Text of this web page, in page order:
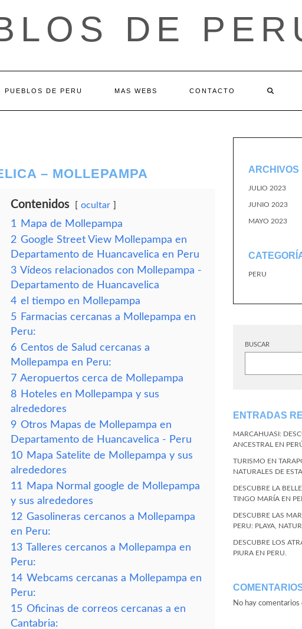
DE
PUEBLOS DE PERU MAS WEBS CONTACTO
– MOLLEPAMPA
Contenidos ocultar
1
Mapa de Mollepampa
2 Google Street View Mollepampa en
Departamento de Huancavelica en Peru
3 Vídeos relacionados con Mollepampa -
Departamento de Huancavelica
4 el tiempo en Mollepampa
5 Farmacias cercanas a Mollepampa en
Peru:
6 Centos de Salud cercanas a
Mollepampa en Peru:
7 Aeropuertos cerca de Mollepampa
8 Hoteles en Mollepampa y sus
alrededores
9 Otros Mapas de Mollepampa en
Departamento de Huancavelica - Peru
10 Mapa Satelite de Mollepampa y sus
alrededores
11
Mapa Normal google de Mollepampa
y sus alrededores
12 Gasolineras cercanos a Mollepampa
en Peru:
13 Talleres cercanos a Mollepampa en
Peru:
14 Webcams cercanas a Mollepampa en
Peru:
15 Oficinas de correos cercanas a en
Cantabria:
ARCHIVOS
JULIO 2023
JUNIO 2023
MAYO 2023
PERU
BUSCAR
ENTRADAS
MARCAHUASI:
ANCESTRAL EN
TURISMO EN
NATURALES DE
DESCUBRE LA
TINGO MARÍA EN
DESCUBRE LAS
PERU: PLAYA,
DESCUBRE LOS
PIURA EN PERU.
No hay comentarios